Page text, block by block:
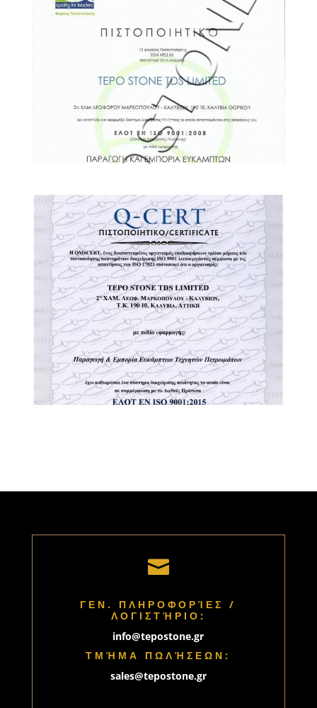

ΓΕΝ. ΠΛΗΡΟΦΟΡΊΕΣ /
ΛΟΓΙΣΤΉΡΙΟ:
info@tepostone.gr
ΤΜΉΜΑ ΠΩΛΉΣΕΩΝ:
sales@tepostone.gr